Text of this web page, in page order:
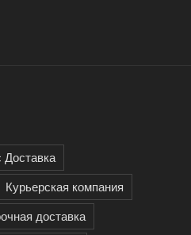
Доставка
Курьерская компания
доставка